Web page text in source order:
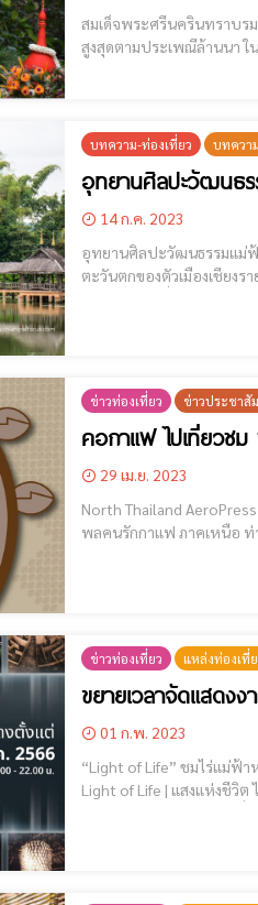
สมเด็จพระศรีนครินทราบรมราชชนนี (แม่ฟ้าหลวง) มูลนิธิแม่ฟ้าหลวงฯ ได้กำหน
สูงสุดตามประเพณีล้านนา ใ
บทความ-ท่องเที่ยว บทควา
อุทยานศิลปะวัฒนธ
14 ก.ค. 2023
อุทยานศิลปะวัฒนธรรมแม่ฟ้าหลวง (ไร่แม่ฟ้าหลวง ) จ.เชียงร
ตะวันตกของตัวเมืองเชียงราย ครั้
ข่าวท่องเที่ยว ข่าวประชาสั
คอกาแฟ ไปเที่ยวช
29 เม.ย. 2023
North Thailand
พลคนรักกาแฟ ภาคเหนือ ท่ามกลางธรรมชาติร่มรื่
ข่าวท่องเที่ยว แหล่งท่องเที่
ขยายเวลาจัดแสดง
01 ก.พ. 2023
“Light of Life” ชมไร่แม่ฟ้าหลวงมิติ
Light of Life | แสงแห่งชีวิต ไร่แม่ฟ้าหลวงเอาใจคนรักงานศิลป์ ขยายเวลาจัดแสดงงาน Light of Life นิทรรศการแสงไฟ กลไก และภาพเงา ที่บอกเล่า